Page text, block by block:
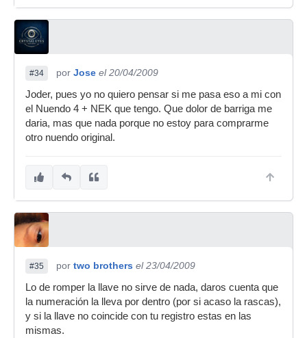
#34 por Jose el 20/04/2009
Joder, pues yo no quiero pensar si me pasa eso a mi con
el Nuendo 4 + NEK que tengo. Que dolor de barriga me
daria, mas que nada porque no estoy para comprarme
otro nuendo original.
#35 por two brothers el 23/04/2009
Lo de romper la llave no sirve de nada, daros cuenta que
la numeración la lleva por dentro (por si acaso la rascas),
y si la llave no coincide con tu registro estas en las
mismas.